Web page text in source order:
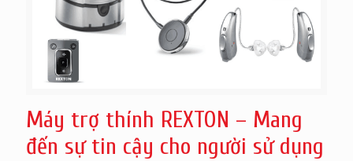
Máy trợ thính REXTON – Mang
đến sự tin cậy cho người sử dụng